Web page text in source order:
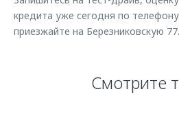
кредита уже сегодня по
приезжайте на Березниковскую 77.
Смотрите